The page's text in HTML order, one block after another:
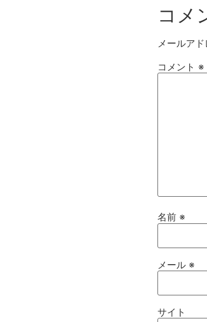
コメ
メールア
コメント ※
名前 ※
メール ※
サイト